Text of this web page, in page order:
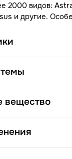
2000 видов:
и другие.
жизнь и
который
выпускает
форме.
—
из
вещество